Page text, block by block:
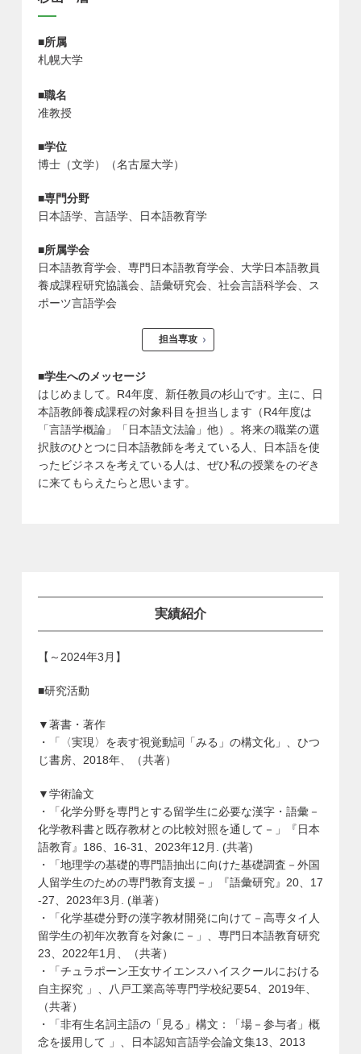
■所属
札幌大学
■職名
准教授
■学位
博士（文学）（名古屋大学）
■専門分野
日本語学、言語学、日本語教育学
■所属学会
日本語教育学会、専門日本語教育学会、大学日本語教員
養成課程研究協議会、語彙研究会、社会言語科学会、ス
ポーツ言語学会
担当専攻
■学生へのメッセージ
はじめまして。R4年度、新任教員の杉山です。主に、日
本語教師養成課程の対象科目を担当します（R4年度は
「言語学概論」「日本語文法論」他）。将来の職業の選
択肢のひとつに日本語教師を考えている人、日本語を使
ったビジネスを考えている人は、ぜひ私の授業をのぞき
に来てもらえたらと思います。
実績紹介
【～2024年3月】
■研究活動
▼著書・著作
・「〈実現〉を表す視覚動詞「みる」の構文化」、ひつ
じ書房、2018年、（共著）
▼学術論文
・「化学分野を専門とする留学生に必要な漢字・語彙－
化学教科書と既存教材との比較対照を通して－」『日本
語教育』186、16-31、2023年12月. (共著)
・「地理学の基礎的専門語抽出に向けた基礎調査－外国
人留学生のための専門教育支援－」『語彙研究』20、17
-27、2023年3月. (単著）
・「化学基礎分野の漢字教材開発に向けて－高専タイ人
留学生の初年次教育を対象に－」、専門日本語教育研究
23、2022年1月、（共著）
・「チュラポーン王女サイエンスハイスクールにおける
自主探究 」、八戸工業高等専門学校紀要54、2019年、
（共著）
・「非有生名詞主語の「見る」構文：「場－参与者」概
念を援用して 」、日本認知言語学会論文集13、2013